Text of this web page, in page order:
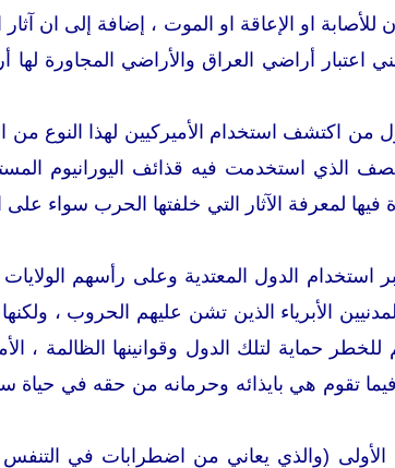
او الإعاقة او الموت ، إضافة إلى ان آثار
من السنين ، وهذا يعني اعتبار أراضي العراق والأراضي
الذي استخدمت فيه قذائف اليورانيوم
لمعرفة الآثار التي خلفتها الحرب سواء على
الدول المعتدية وعلى رأسهم الولايات
الأبرياء الذين تشن عليهم الحروب ،
حماية لتلك الدول وقوانينها الظالمة ،
تقوم هي بايذائه وحرمانه من حقه في حياة
الخليج الأولى (والذي يعاني من اضطرابات في